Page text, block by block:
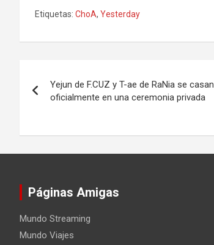
Etiquetas: ChoA, Yesterday
de
Yejun de F.CUZ y T-ae de RaNia se casan
oficialmente en una ceremonia privada
Páginas Amigas
Mundo Streaming
Mundo Viajes